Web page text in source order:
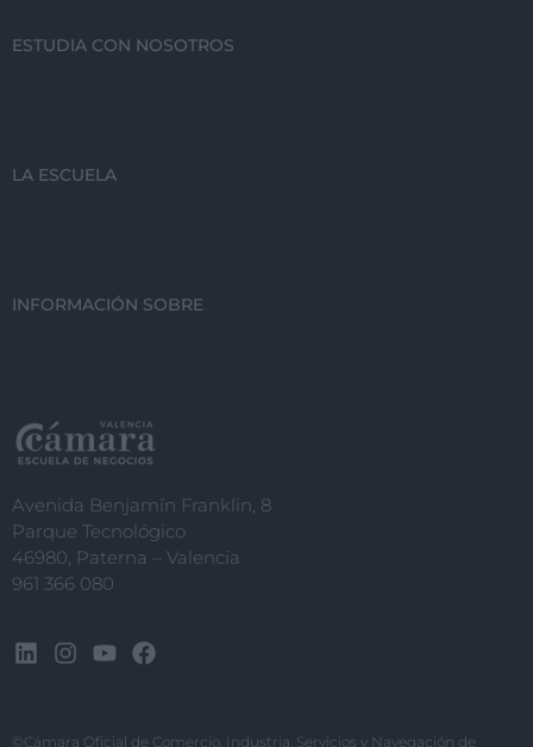
ESTUDIA CON NOSOTROS
LA ESCUELA
INFORMACIÓN SOBRE
Avenida Benjamín Franklin, 8
Parque Tecnológico
46980, Paterna – Valencia
961 366 080
©Cámara Oficial de Comercio, Industria, Servicios y Navegación de